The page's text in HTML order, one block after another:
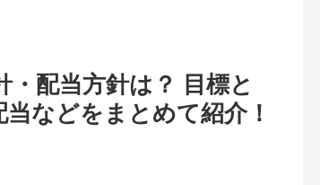
配当方針は？ 目標と
などをまとめて紹介！